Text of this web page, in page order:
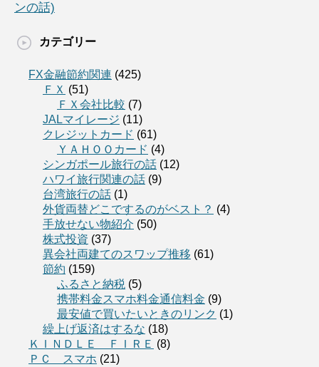
ンの話)
カテゴリー
FX金融節約関連 (425)
ＦＸ (51)
ＦＸ会社比較 (7)
JALマイレージ (11)
クレジットカード (61)
ＹＡＨＯＯカード (4)
シンガポール旅行の話 (12)
ハワイ旅行関連の話 (9)
台湾旅行の話 (1)
外貨両替どこでするのがベスト？ (4)
手放せない物紹介 (50)
株式投資 (37)
異会社両建てのスワップ推移 (61)
節約 (159)
ふるさと納税 (5)
携帯料金スマホ料金通信料金 (9)
最安値で買いたいときのリンク (1)
繰上げ返済はするな (18)
ＫＩＮＤＬＥ ＦＩＲＥ (8)
ＰＣ スマホ (21)